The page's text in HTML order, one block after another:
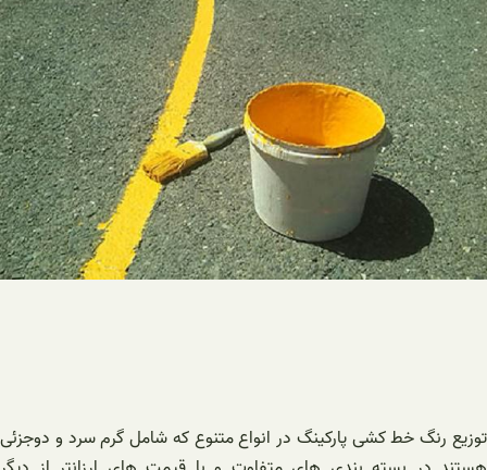
توزیع رنگ خط کشی پارکینگ در انواع متنوع که شامل گرم سرد و دوجزئی